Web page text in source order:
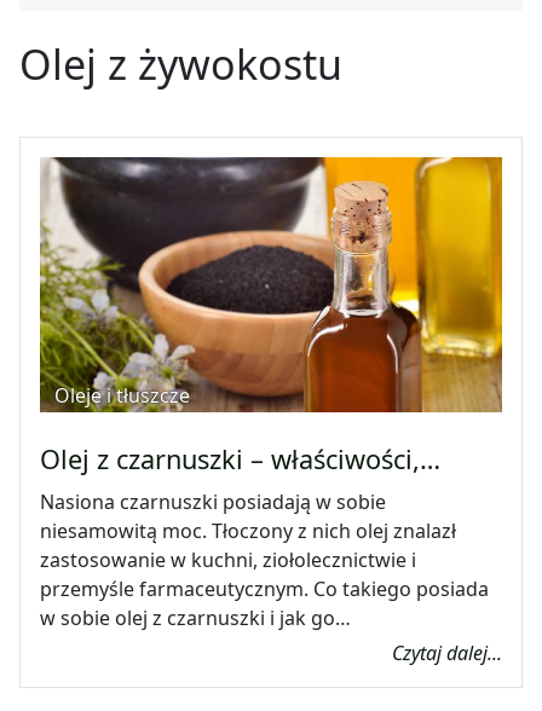
Olej z żywokostu
Oleje i tłuszcze
Olej z czarnuszki – właściwości,…
Nasiona czarnuszki posiadają w sobie
niesamowitą moc. Tłoczony z nich olej znalazł
zastosowanie w kuchni, ziołolecznictwie i
przemyśle farmaceutycznym. Co takiego posiada
w sobie olej z czarnuszki i jak go…
Czytaj dalej...